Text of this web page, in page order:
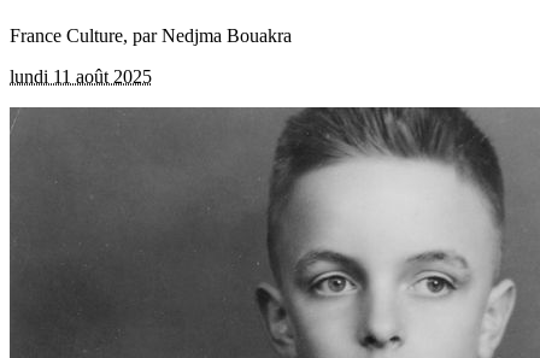
France Culture, par Nedjma Bouakra
lundi 11 août 2025